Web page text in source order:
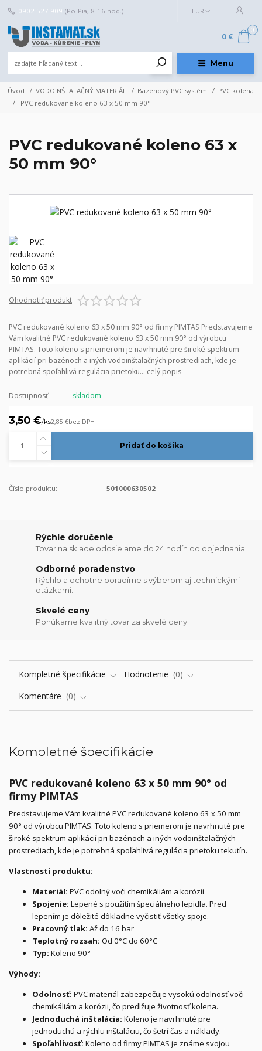
Menu
EUR
0902 527 909 (Po-Pia, 8-16 hod.)
0
0 €
Úvod VODOINŠTALAČNÝ MATERIÁL Bazénový PVC systém
PVC kolena
PVC redukované koleno 63 x 50 mm 90°
PVC redukované koleno 63 x
50 mm 90°
Ohodnotiť produkt
PVC redukované koleno 63 x 50 mm 90° od firmy PIMTAS Predstavujeme
Vám kvalitné PVC redukované koleno 63 x 50 mm 90° od výrobcu
PIMTAS. Toto koleno s priemerom je navrhnuté pre široké spektrum
aplikácií pri bazénoch a iných vodoinštalačných prostrediach, kde je
potrebná spoľahlivá regulácia prietoku... celý popis
Dostupnosť skladom
3,50 €/ks2,85 €bez DPH
Pridať do košíka
Číslo produktu: 501000630502
Rýchle doručenie
Tovar na sklade odosielame do 24 hodín od objednania.
Odborné poradenstvo
Rýchlo a ochotne poradíme s výberom aj technickými
otázkami.
Skvelé ceny
Ponúkame kvalitný tovar za skvelé ceny
Kompletné špecifikácie Hodnotenie
0
Komentáre
0
Kompletné špecifikácie
PVC redukované koleno 63 x 50 mm 90° od
firmy PIMTAS
Predstavujeme Vám kvalitné PVC redukované koleno 63 x 50 mm
90° od výrobcu PIMTAS. Toto koleno s priemerom je navrhnuté pre
široké spektrum aplikácií pri bazénoch a iných vodoinštalačných
prostrediach, kde je potrebná spoľahlivá regulácia prietoku tekutín.
Vlastnosti produktu:
Materiál: PVC odolný voči chemikáliám a korózii
Spojenie: Lepené s použitím špeciálneho lepidla. Pred
lepením je dôležité dôkladne vyčistiť všetky spoje.
Pracovný tlak: Až do 16 bar
Teplotný rozsah: Od 0°C do 60°C
Typ: Koleno 90°
Výhody:
Odolnosť: PVC materiál zabezpečuje vysokú odolnosť voči
chemikáliám a korózii, čo predlžuje životnosť kolena.
Jednoduchá inštalácia: Koleno je navrhnuté pre
jednoduchú a rýchlu inštaláciu, čo šetrí čas a náklady.
Spoľahlivosť: Koleno od firmy PIMTAS je známe svojou